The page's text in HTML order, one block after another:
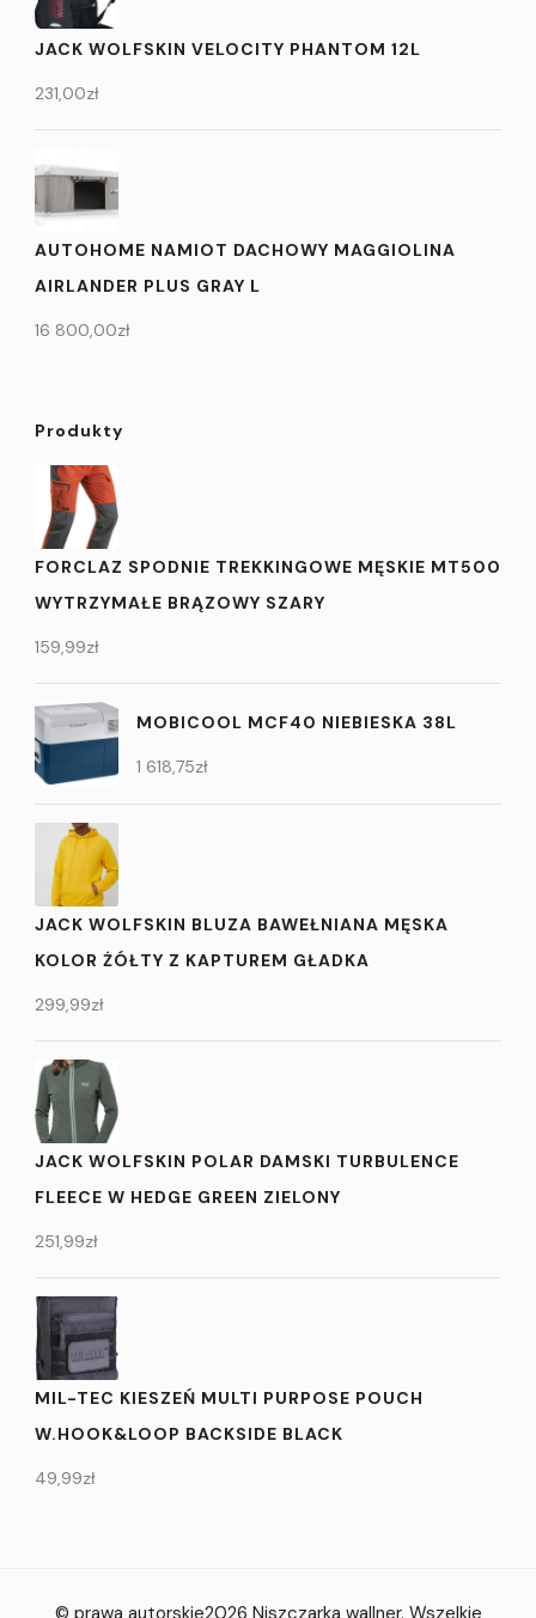
JACK WOLFSKIN VELOCITY PHANTOM 12L
231,00zł
AUTOHOME NAMIOT DACHOWY MAGGIOLINA
AIRLANDER PLUS GRAY L
16 800,00zł
Produkty
FORCLAZ SPODNIE TREKKINGOWE MĘSKIE MT500
WYTRZYMAŁE BRĄZOWY SZARY
159,99zł
MOBICOOL MCF40 NIEBIESKA 38L
1 618,75zł
JACK WOLFSKIN BLUZA BAWEŁNIANA MĘSKA
KOLOR ŻÓŁTY Z KAPTUREM GŁADKA
299,99zł
JACK WOLFSKIN POLAR DAMSKI TURBULENCE
FLEECE W HEDGE GREEN ZIELONY
251,99zł
MIL-TEC KIESZEŃ MULTI PURPOSE POUCH
W.HOOK&LOOP BACKSIDE BLACK
49,99zł